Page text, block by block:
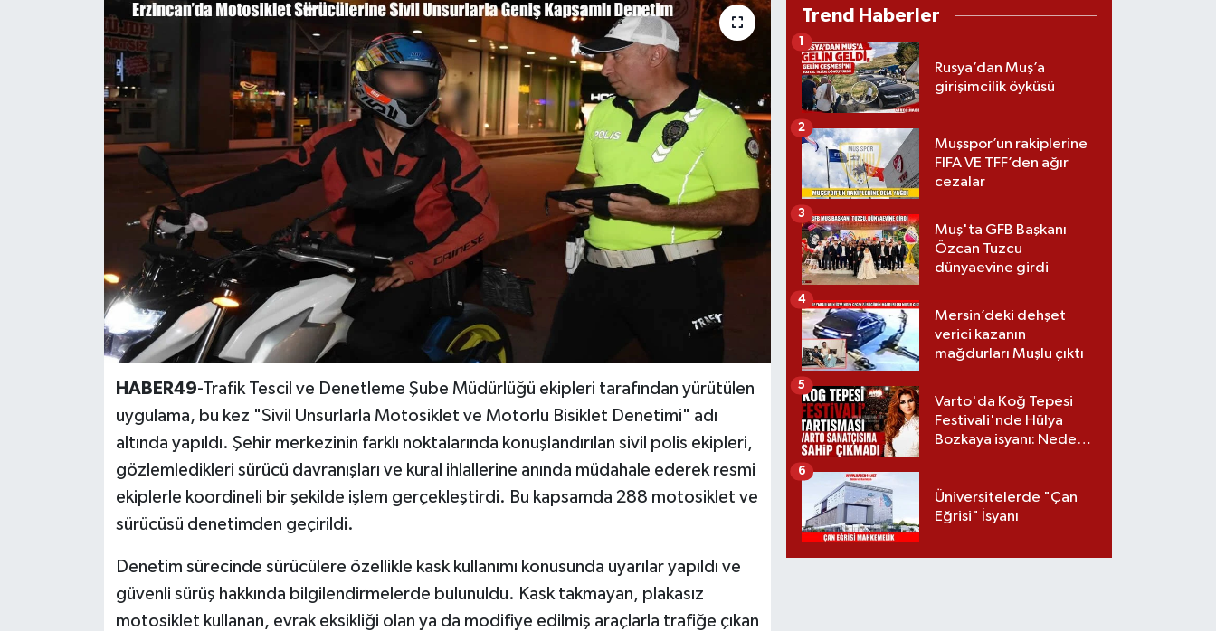
HABER49-Trafik Tescil ve Denetleme Şube Müdürlüğü ekipleri tarafından yürütülen
uygulama, bu kez "Sivil Unsurlarla Motosiklet ve Motorlu Bisiklet Denetimi" adı
altında yapıldı. Şehir merkezinin farklı noktalarında konuşlandırılan sivil polis ekipleri,
gözlemledikleri sürücü davranışları ve kural ihlallerine anında müdahale ederek resmi
ekiplerle koordineli bir şekilde işlem gerçekleştirdi. Bu kapsamda 288 motosiklet ve
sürücüsü denetimden geçirildi.
Denetim sürecinde sürücülere özellikle kask kullanımı konusunda uyarılar yapıldı ve
güvenli sürüş hakkında bilgilendirmelerde bulunuldu. Kask takmayan, plakasız
motosiklet kullanan, evrak eksikliği olan ya da modifiye edilmiş araçlarla trafiğe çıkan
Trend Haberler
Rusya’dan Muş’a
girişimcilik öyküsü
1
Muşspor’un rakiplerine
FIFA VE TFF’den ağır
cezalar
2
Muş'ta GFB Başkanı
Özcan Tuzcu
dünyaevine girdi
3
Mersin’deki dehşet
verici kazanın
mağdurları Muşlu çıktı
4
Varto'da Koğ Tepesi
Festivali'nde Hülya
Bozkaya isyanı: Neden
5
Üniversitelerde "Çan
Eğrisi" İsyanı
6
Siyaset
Teknoloji
Kültür Sanat
Bulanık
Malazgirt